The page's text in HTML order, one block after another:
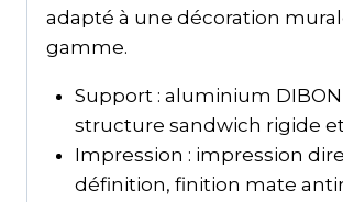
adapté à une décoration
gamme.
Support : aluminium
structure sandwich rigide
Impression : impression
définition, finition mate